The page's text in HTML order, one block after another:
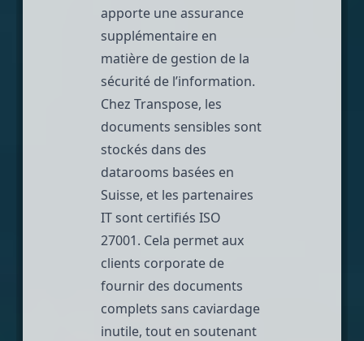
apporte une assurance
supplémentaire en
matière de gestion de la
sécurité de l’information.
Chez Transpose, les
documents sensibles sont
stockés dans des
datarooms basées en
Suisse, et les partenaires
IT sont certifiés ISO
27001. Cela permet aux
clients corporate de
fournir des documents
complets sans caviardage
inutile, tout en soutenant